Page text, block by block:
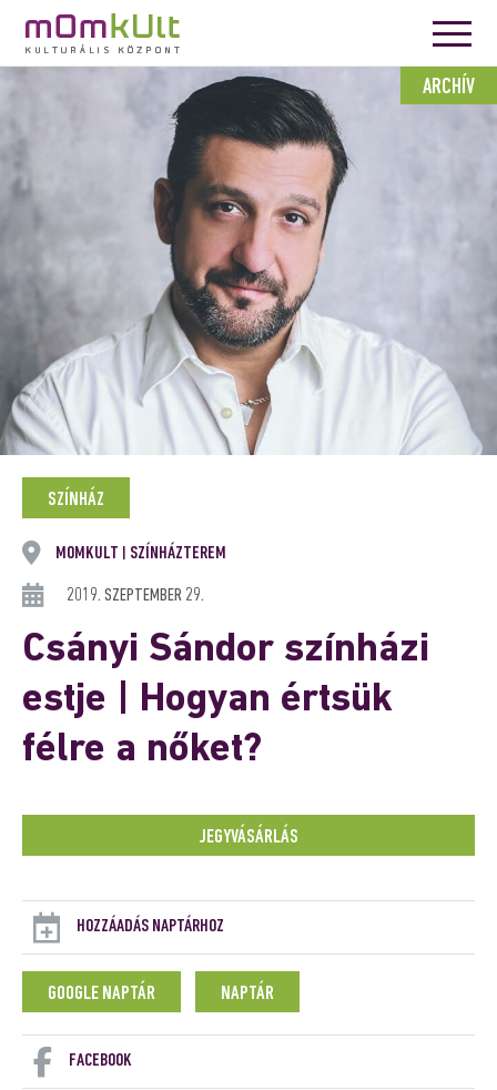
ARCHÍV
SZÍNHÁZ
MOMKULT SZÍNHÁZTEREM
2019. SZEPTEMBER 29.
Csányi Sándor színházi
estje | Hogyan értsük
félre a nőket?
JEGYVÁSÁRLÁS
HOZZÁADÁS NAPTÁRHOZ
GOOGLE NAPTÁR NAPTÁR
FACEBOOK